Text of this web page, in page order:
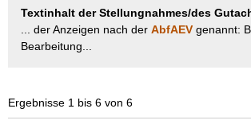
Textinhalt der Stellungnahmes/des
... der Anzeigen nach der AbfAEV genannt:
Bearbeitung...
Ergebnisse 1 bis 6 von 6